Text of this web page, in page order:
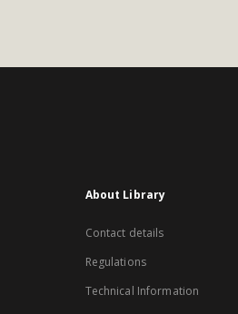
About Library
Contact details
Regulations
Technical Information